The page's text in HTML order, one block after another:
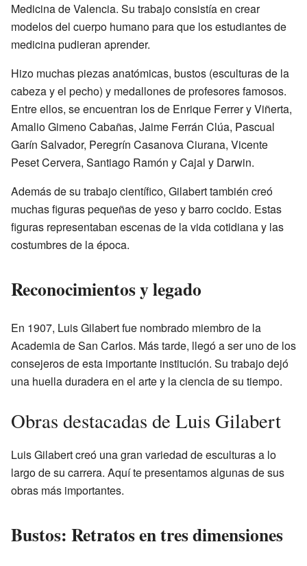
Medicina de Valencia. Su trabajo consistía en crear
modelos del cuerpo humano para que los estudiantes de
medicina pudieran aprender.
Hizo muchas piezas anatómicas, bustos (esculturas de la
cabeza y el pecho) y medallones de profesores famosos.
Entre ellos, se encuentran los de Enrique Ferrer y Viñerta,
Amalio Gimeno Cabañas, Jaime Ferrán Clúa, Pascual
Garín Salvador, Peregrín Casanova Ciurana, Vicente
Peset Cervera, Santiago Ramón y Cajal y Darwin.
Además de su trabajo científico, Gilabert también creó
muchas figuras pequeñas de yeso y barro cocido. Estas
figuras representaban escenas de la vida cotidiana y las
costumbres de la época.
Reconocimientos y legado
En 1907, Luis Gilabert fue nombrado miembro de la
Academia de San Carlos. Más tarde, llegó a ser uno de los
consejeros de esta importante institución. Su trabajo dejó
una huella duradera en el arte y la ciencia de su tiempo.
Obras destacadas de Luis Gilabert
Luis Gilabert creó una gran variedad de esculturas a lo
largo de su carrera. Aquí te presentamos algunas de sus
obras más importantes.
Bustos: Retratos en tres dimensiones